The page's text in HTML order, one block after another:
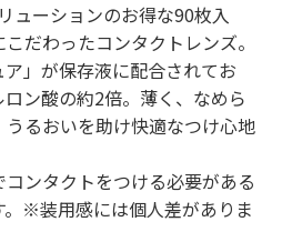
ューションのお得な90枚入
だわったコンタクトレンズ。
」が保存液に配合されてお
ン酸の約2倍。薄く、なめら
るおいを助け快適なつけ心地
ンタクトをつける必要がある
※装用感には個人差がありま